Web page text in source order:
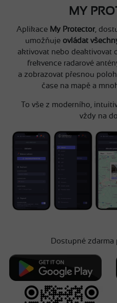
MY
Aplikace My Protector,
umožňuje ovládat
aktivovat nebo deaktivovat
frekvence radarové
a zobrazovat přesnou
čase na mapě a
To vše z moderního,
vždy na
Dostupné zdarma